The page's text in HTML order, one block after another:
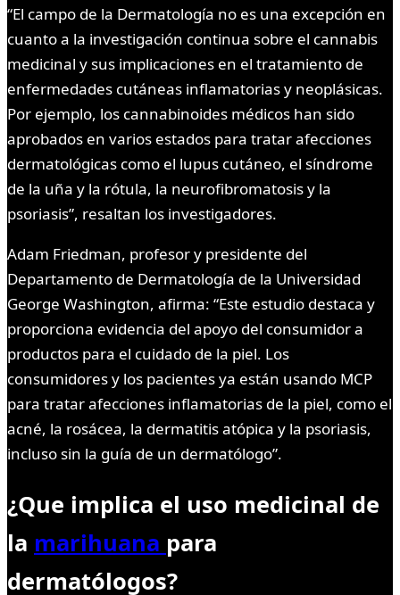
“El campo de la Dermatología no es una excepción en
cuanto a la investigación continua sobre el cannabis
medicinal y sus implicaciones en el tratamiento de
enfermedades cutáneas inflamatorias y neoplásicas.
Por ejemplo, los cannabinoides médicos han sido
aprobados en varios estados para tratar afecciones
dermatológicas como el lupus cutáneo, el síndrome
de la uña y la rótula, la neurofibromatosis y la
psoriasis”, resaltan los investigadores.
Adam Friedman, profesor y presidente del
Departamento de Dermatología de la Universidad
George Washington, afirma: “Este estudio destaca y
proporciona evidencia del apoyo del consumidor a
productos para el cuidado de la piel. Los
consumidores y los pacientes ya están usando MCP
para tratar afecciones inflamatorias de la piel, como el
acné, la rosácea, la dermatitis atópica y la psoriasis,
incluso sin la guía de un dermatólogo”.
¿Que implica el uso medicinal de
la marihuana para
dermatólogos?